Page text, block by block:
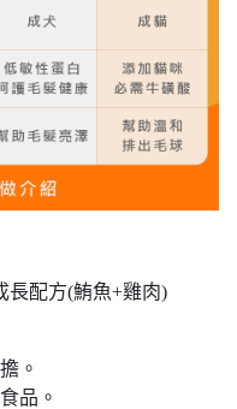
長配方(鮪魚+雞肉)
。
品。